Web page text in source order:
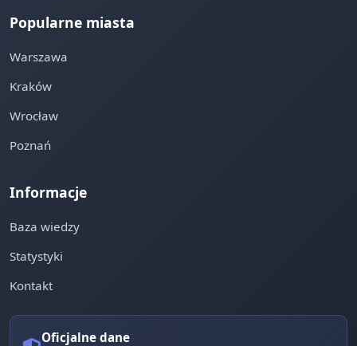
Popularne miasta
Warszawa
Kraków
Wrocław
Poznań
Informacje
Baza wiedzy
Statystyki
Kontakt
Oficjalne dane